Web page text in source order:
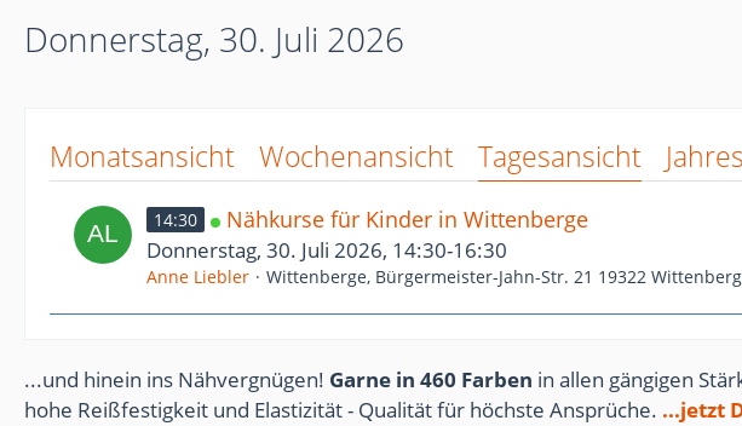
Donnerstag, 30. Juli 2026
Monatsansicht Wochenansicht Tagesansicht
14:30 Nähkurse für Kinder in Wittenberge
Donnerstag, 30. Juli 2026, 14:30-16:30
Anne Liebler Wittenberge, Bürgermeister-Jahn-Str. 21 19322
...und hinein ins Nähvergnügen! Garne in 460 Farben in allen gängigen
hohe Reißfestigkeit und Elastizität - Qualität für höchste Ansprüche. ...jetzt